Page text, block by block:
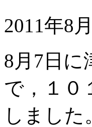
2011年8
8月7日に
で，１０
しまし